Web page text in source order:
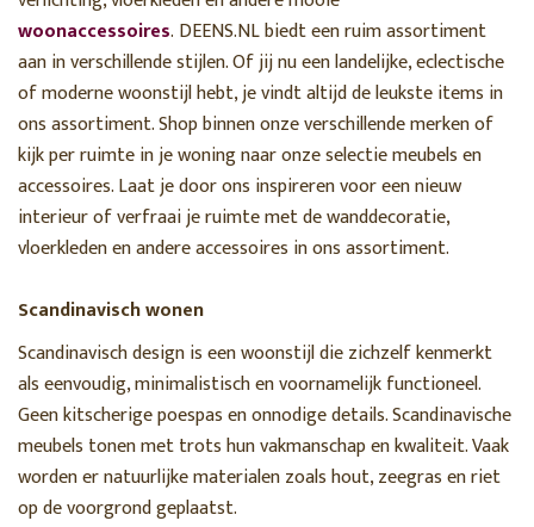
woonaccessoires. DEENS.NL biedt een ruim assortiment
aan in verschillende stijlen. Of jij nu een landelijke, eclectische
of moderne woonstijl hebt, je vindt altijd de leukste items in
ons assortiment. Shop binnen onze verschillende merken of
kijk per ruimte in je woning naar onze selectie meubels en
accessoires. Laat je door ons inspireren voor een nieuw
interieur of verfraai je ruimte met de wanddecoratie,
vloerkleden en andere accessoires in ons assortiment.
Scandinavisch wonen
Scandinavisch design is een woonstijl die zichzelf kenmerkt
als eenvoudig, minimalistisch en voornamelijk functioneel.
Geen kitscherige poespas en onnodige details. Scandinavische
meubels tonen met trots hun vakmanschap en kwaliteit. Vaak
worden er natuurlijke materialen zoals hout, zeegras en riet
op de voorgrond geplaatst.